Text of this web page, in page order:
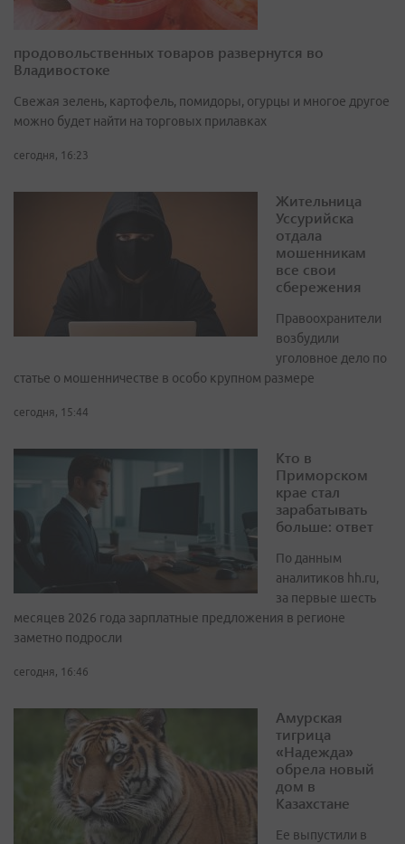
продовольственных товаров развернутся во
Владивостоке
Свежая зелень, картофель, помидоры, огурцы и многое другое
можно будет найти на торговых прилавках
сегодня, 16:23
Жительница
Уссурийска
отдала
мошенникам
все свои
сбережения
Правоохранители
возбудили
уголовное дело по
статье о мошенничестве в особо крупном размере
сегодня, 15:44
Кто в
Приморском
крае стал
зарабатывать
больше: ответ
По данным
аналитиков hh.ru,
за первые шесть
месяцев 2026 года зарплатные предложения в регионе
заметно подросли
сегодня, 16:46
Амурская
тигрица
«Надежда»
обрела новый
дом в
Казахстане
Ее выпустили в